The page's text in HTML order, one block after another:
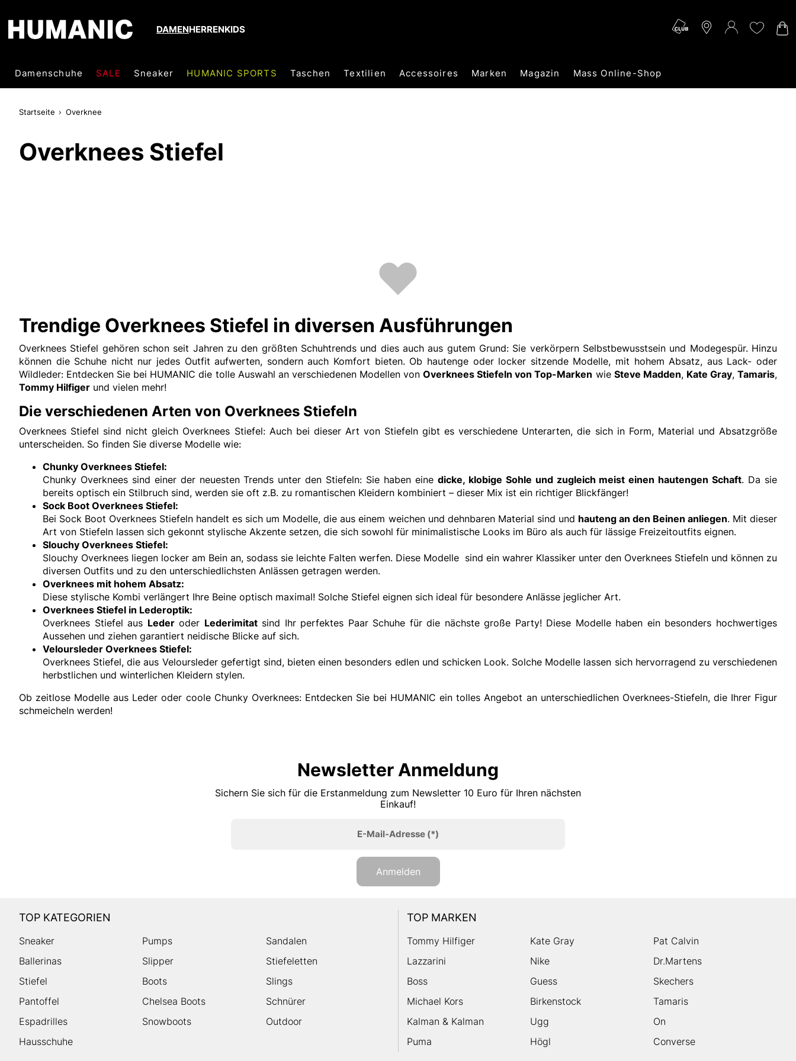
DAMENHERRENKIDS
Damenschuhe SALE Sneaker HUMANIC SPORTS Taschen Textilien Accessoires Marken Magazin Mass Online-Shop
Startseite Overknee
Overknees Stiefel
Trendige Overknees Stiefel in diversen Ausführungen
Overknees Stiefel gehören schon seit Jahren zu den größten Schuhtrends und dies auch aus gutem Grund: Sie verkörpern Selbstbewusstsein und Modegespür. Hinzu
können die Schuhe nicht nur jedes Outfit aufwerten, sondern auch Komfort bieten. Ob hautenge oder locker sitzende Modelle, mit hohem Absatz, aus Lack- oder
Wildleder: Entdecken Sie bei HUMANIC die tolle Auswahl an verschiedenen Modellen vonOverknees Stiefeln von Top-Marken wie Steve Madden, Kate Gray,Tamaris,
Tommy Hilfiger und vielen mehr!
Die verschiedenen Arten von Overknees Stiefeln
Overknees Stiefel sind nicht gleich Overknees Stiefel: Auch bei dieser Art von Stiefeln gibt es verschiedene Unterarten, die sich in Form, Material und Absatzgröße
unterscheiden. So finden Sie diverse Modelle wie:
Chunky Overknees Stiefel:
Chunky Overknees sind einer der neuesten Trends unter den Stiefeln: Sie haben eine dicke, klobige Sohle und zugleich meist einen hautengen Schaft. Da sie
bereits optisch ein Stilbruch sind, werden sie oft z.B. zu romantischen Kleidern kombiniert – dieser Mix ist ein richtiger Blickfänger!
Sock Boot Overknees Stiefel:
Bei Sock Boot Overknees Stiefeln handelt es sich um Modelle, die aus einem weichen und dehnbaren Material sind und hauteng an den Beinen anliegen. Mit dieser
Art von Stiefeln lassen sich gekonnt stylische Akzente setzen, die sich sowohl für minimalistische Looks im Büro als auch für lässige Freizeitoutfits eignen.
Slouchy Overknees Stiefel:
Slouchy Overknees liegen locker am Bein an, sodass sie leichte Falten werfen. Diese Modelle sind ein wahrer Klassiker unter den Overknees Stiefeln und können zu
diversen Outfits und zu den unterschiedlichsten Anlässen getragen werden.
Overknees mit hohem Absatz:
Diese stylische Kombi verlängert Ihre Beine optisch maximal! Solche Stiefel eignen sich ideal für besondere Anlässe jeglicher Art.
Overknees Stiefel in Lederoptik:
Overknees Stiefel aus Lederoder Lederimitatsind Ihr perfektes Paar Schuhe für die nächste große Party! Diese Modelle haben ein besonders hochwertiges
Aussehen und ziehen garantiert neidische Blicke auf sich.
Veloursleder Overknees Stiefel:
Overknees Stiefel, die aus Veloursleder gefertigt sind, bieten einen besonders edlen und schicken Look. Solche Modelle lassen sich hervorragend zu verschiedenen
herbstlichen und winterlichen Kleidern stylen.
Ob zeitlose Modelle aus Leder oder coole Chunky Overknees: Entdecken Sie bei HUMANIC ein tolles Angebot an unterschiedlichen Overknees-Stiefeln, die Ihrer Figur
schmeicheln werden!
Newsletter Anmeldung
Sichern Sie sich für die Erstanmeldung zum Newsletter 10 Euro für Ihren nächsten
Einkauf!
E-Mail-Adresse(*)
Anmelden
TOP KATEGORIEN
Sneaker Pumps
Sandalen
Ballerinas
Slipper
Stiefeletten
Stiefel
Boots
Slings
Pantoffel
Chelsea Boots
Schnürer
Espadrilles
Snowboots
Outdoor
Hausschuhe
TOP MARKEN
Tommy Hilfiger Kate Gray
Pat Calvin
Lazzarini
Nike
Dr.Martens
Boss
Guess
Skechers
Michael Kors
Birkenstock
Tamaris
Kalman & Kalman
Ugg
On
Puma
Högl Converse